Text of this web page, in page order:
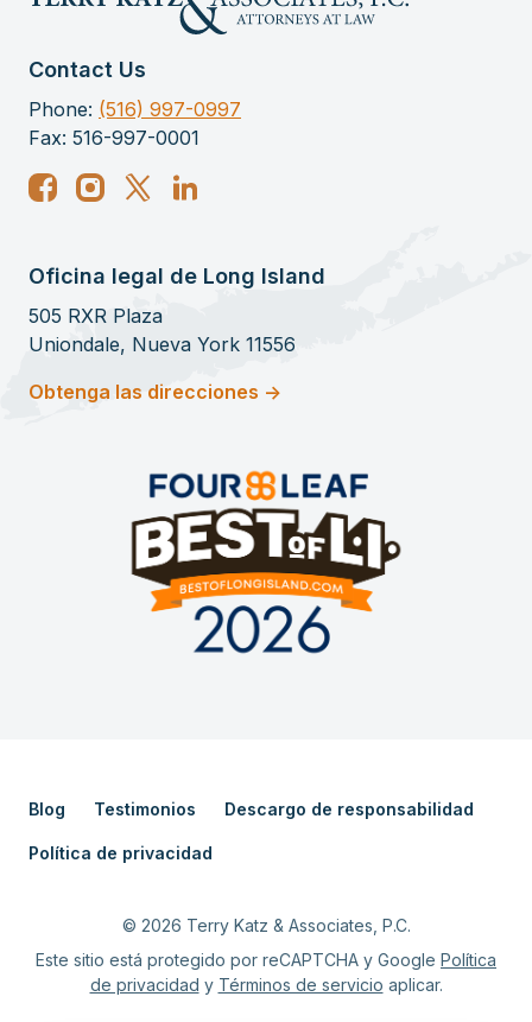
Contact Us
Phone: (516) 997-0997
Fax: 516-997-0001
Oficina legal de Long Island
505 RXR Plaza
Uniondale, Nueva York 11556
Obtenga las direcciones ->
Blog Testimonios Descargo de responsabilidad
Política de privacidad
© 2026 Terry Katz & Associates, P.C.
Este sitio está protegido por reCAPTCHA y Google Política
de privacidad y Términos de servicio aplicar.